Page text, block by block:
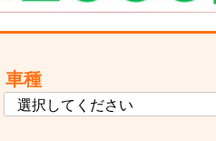
車種